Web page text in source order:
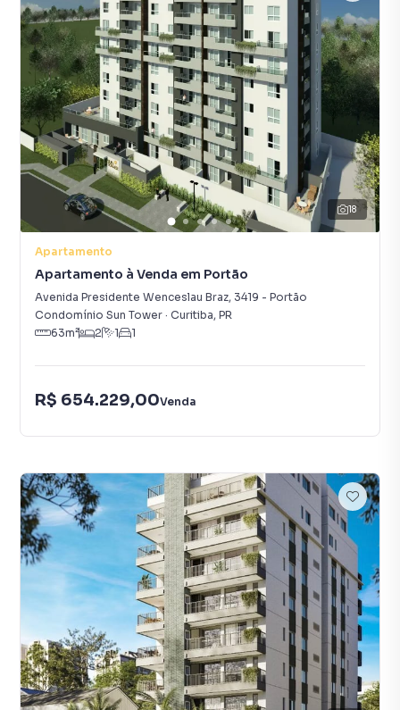
18
Apartamento
Apartamento à Venda em Portão
Avenida Presidente Wenceslau Braz, 3419 - Portão
Condomínio Sun Tower · Curitiba, PR
63m² 2 1 1
R$ 654.229,00Venda